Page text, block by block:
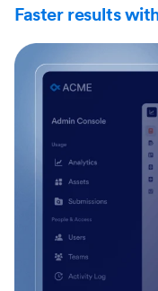
Faster results